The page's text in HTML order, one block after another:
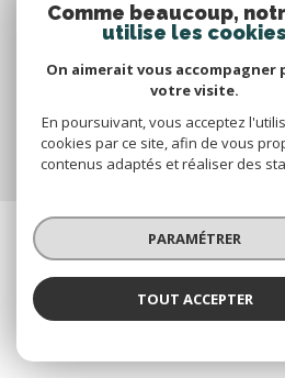
© 2026 | TOUS DROITS RÉSERVÉS |
POLITIQUE RGPD
Comme beaucoup,
utilise les cookies
On aimerait vous accompagner
votre visite.
En poursuivant, vous acceptez
cookies par ce site, afin de vous
contenus adaptés et réaliser des
PARAMÉTRER
TOUT ACCEPTER